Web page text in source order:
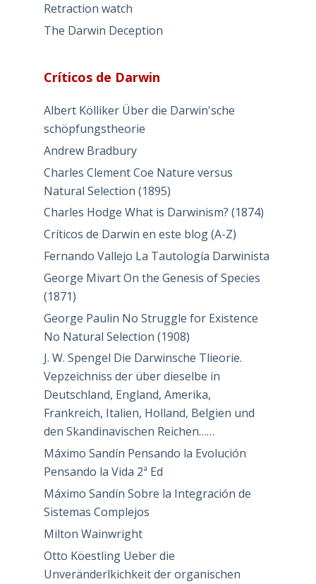
Retraction watch
The Darwin Deception
Críticos de Darwin
Albert Kölliker Über die Darwin'sche
schöpfungstheorie
Andrew Bradbury
Charles Clement Coe Nature versus
Natural Selection (1895)
Charles Hodge What is Darwinism? (1874)
Críticos de Darwin en este blog (A-Z)
Fernando Vallejo La Tautología Darwinista
George Mivart On the Genesis of Species
(1871)
George Paulin No Struggle for Existence
No Natural Selection (1908)
J. W. Spengel Die Darwinsche Tlieorie.
Vepzeichniss der über dieselbe in
Deutschland, England, Amerika,
Frankreich, Italien, Holland, Belgien und
den Skandinavischen Reichen……
Máximo Sandín Pensando la Evolución
Pensando la Vida 2ª Ed
Máximo Sandín Sobre la Integración de
Sistemas Complejos
Milton Wainwright
Otto Köestling Ueber die
Unveränderlkichkeit der organischen